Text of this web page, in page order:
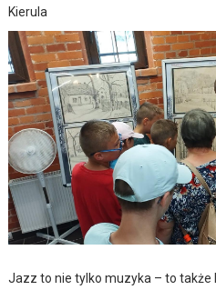
Kierula
Jazz to nie tylko muzyka – to także